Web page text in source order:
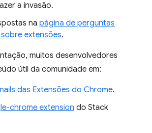
a invasão.
na página de perguntas
extensões.
muitos desenvolvedores
útil da comunidade em:
das Extensões do Chrome.
chrome extension do Stack